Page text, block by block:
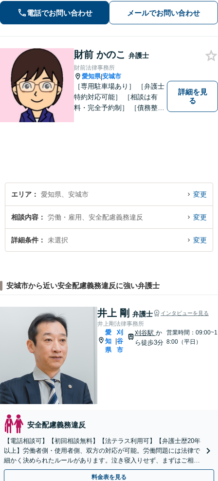
な配慮のある解決策をご提案します
【お子さま連れのご相談可】
電話でお問い合わせ メールでお問い合わせ
財前 かのこ 弁護士
財前法律事務所
愛知県|安城市
［専用駐車場あり］ ［弁護士
特約対応可能］ ［相談は有
料・完全予約制］ ［債務整理
詳細を見
る
エリア 愛知県、安城市 変更
相談内容 労働・雇用、安全配慮義務違反 変更
詳細条件 未選択 変更
安城市から近い安全配慮義務違反に強い弁護士
井上 剛 弁護士 インタビューを見る
井上剛法律事務所
愛
知
県
刈
谷
市
刈谷駅 か
ら徒歩3分
営業時間：09:00~1
8:00（平日）
安全配慮義務違反
【電話相談可】【初回相談無料】【法テラス利用可】【弁護士歴20年
以上】労働者側・使用者側、双方の対応が可能。労働問題には法律で
細かく決められたルールがあります。泣き寝入りせず、まずはご相談
を！【夜間・休日面談可】【完全個室】【刈谷駅3分】
料金表を見る